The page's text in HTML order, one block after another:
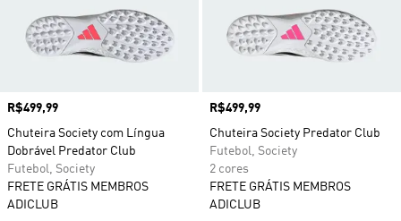
Preço
R$499,99
Chuteira Society com Língua
Dobrável Predator Club
Futebol, Society
FRETE GRÁTIS MEMBROS
ADICLUB
Preço
R$499,99
Chuteira Society Predator Club
Futebol, Society
2 cores
FRETE GRÁTIS MEMBROS
ADICLUB